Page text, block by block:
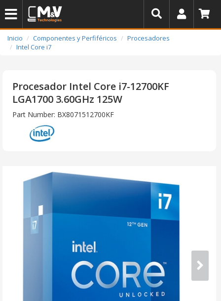
Inicio Componentes y Perfiféricos
Procesadores
Intel Core i7
Procesador Intel Core i7-12700KF
LGA1700 3.60GHz 125W
Part Number: BX8071512700KF